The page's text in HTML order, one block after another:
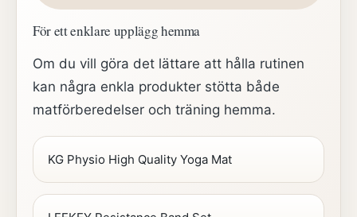
För ett enklare upplägg hemma
Om du vill göra det lättare att hålla rutinen
kan några enkla produkter stötta både
matförberedelser och träning hemma.
KG Physio High Quality Yoga Mat